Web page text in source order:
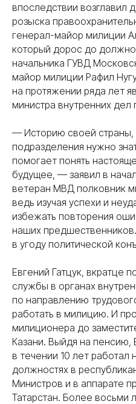
впоследствии возглавил
розыска
генерал-майор милиции
который дорос до
начальника ГУВД
майор милиции Рафил
на протяжении ряда лет
министра внутренних дел
— Историю своей страны,
подразделения нужно
помогает понять
будущее, — заявил в
ветеран МВД полковник
ведь изучая успехи и
избежать повторения
наших
в угоду политической
Евгений Гатцук, вкратце
службы в органах
по направлению
работать в милицию. И
милиционера до
Казани. Выйдя на пенсию,
в течении 10 лет работал
должностях в
Министров и в аппарате
Татарстан. Более восьми